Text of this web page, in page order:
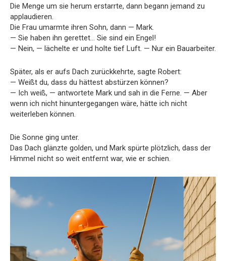
Die Menge um sie herum erstarrte, dann begann jemand zu
applaudieren.
Die Frau umarmte ihren Sohn, dann — Mark.
— Sie haben ihn gerettet… Sie sind ein Engel!
— Nein, — lächelte er und holte tief Luft. — Nur ein Bauarbeiter.
Später, als er aufs Dach zurückkehrte, sagte Robert:
— Weißt du, dass du hättest abstürzen können?
— Ich weiß, — antwortete Mark und sah in die Ferne. — Aber
wenn ich nicht hinuntergegangen wäre, hätte ich nicht
weiterleben können.
Die Sonne ging unter.
Das Dach glänzte golden, und Mark spürte plötzlich, dass der
Himmel nicht so weit entfernt war, wie er schien.